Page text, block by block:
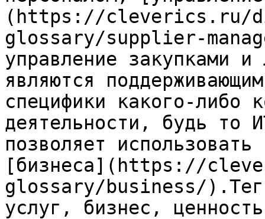
(https://cleverics.ru/
glossary/supplier-
управление закупками
являются
специфики какого-либо
деятельности, будь то
позволяет
[бизнеса](https://
glossary/business/
услуг, бизнес,